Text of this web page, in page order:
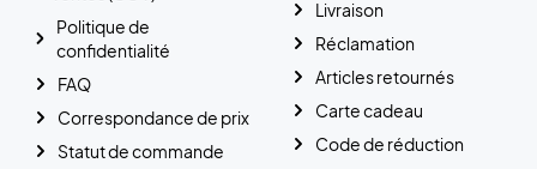
Politique de
confidentialité
FAQ
Correspondance de prix
Statut de commande
Livraison
Réclamation
Articles retournés
Carte cadeau
Code de réduction